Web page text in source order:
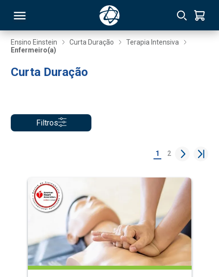
Ensino Einstein Curta Duração
Terapia Intensiva
Enfermeiro(a)
Curta Duração
Filtros
1 2